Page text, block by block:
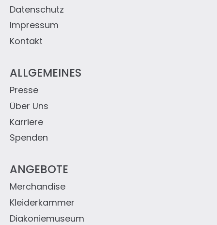
ANGEBOTE
Diakoniemuseum
Kleiderkammer
Merchandise
ALLGEMEINES
Spenden
Karriere
Über Uns
Presse
Kontakt
Impressum
Datenschutz